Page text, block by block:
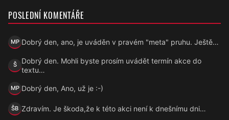
POSLEDNÍ KOMENTÁŘE
MP
Marek Přecechtěl
Dobrý den, ano, je uváděn v pravém "meta" pruhu. Ještě…
ŠŠárka
Dobrý den. Mohli byste prosím uvádět termín akce do
textu…
MP
Marek Přecechtěl
Dobrý den, Ano, už je :-)
ŠBŠárka B.
Zdravím. Je škoda,že k této akci není k dnešnímu dni…